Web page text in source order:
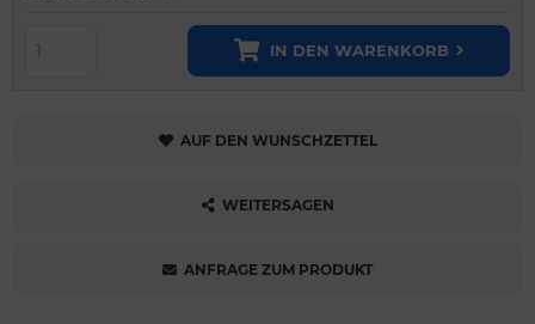
IN DEN WARENKORB
AUF DEN WUNSCHZETTEL
WEITERSAGEN
ANFRAGE ZUM PRODUKT